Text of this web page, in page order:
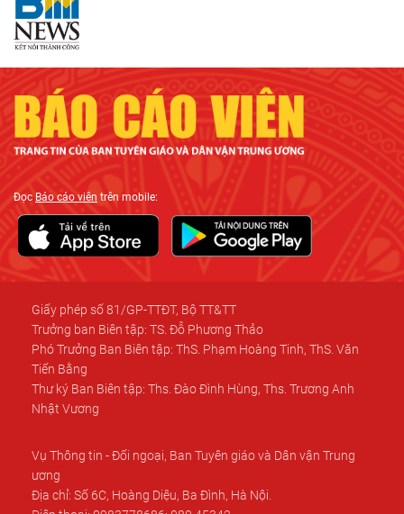
ĐọcBáo cáo viên trên mobile:
Giấy phép số 81/GP-TTĐT, Bộ TT&TT
Trưởng ban Biên tập: TS. Đỗ Phương Thảo
Phó Trưởng Ban Biên tập: ThS. Phạm Hoàng Tinh, ThS. Văn
Tiến Bằng
Thư ký Ban Biên tập: Ths. Đào Đình Hùng, Ths. Trương Anh
Nhật Vương
Vụ Thông tin - Đối ngoại, Ban Tuyên giáo và Dân vận Trung
ương
Địa chỉ: Số 6C, Hoàng Diệu, Ba Đình, Hà Nội.